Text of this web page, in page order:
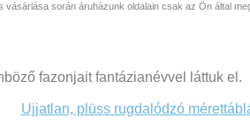
vásárlása során áruházunk oldalain csak az Ön által
fazonjait fantázianévvel láttuk el.
Ujjatlan, plüss rugdalódzó